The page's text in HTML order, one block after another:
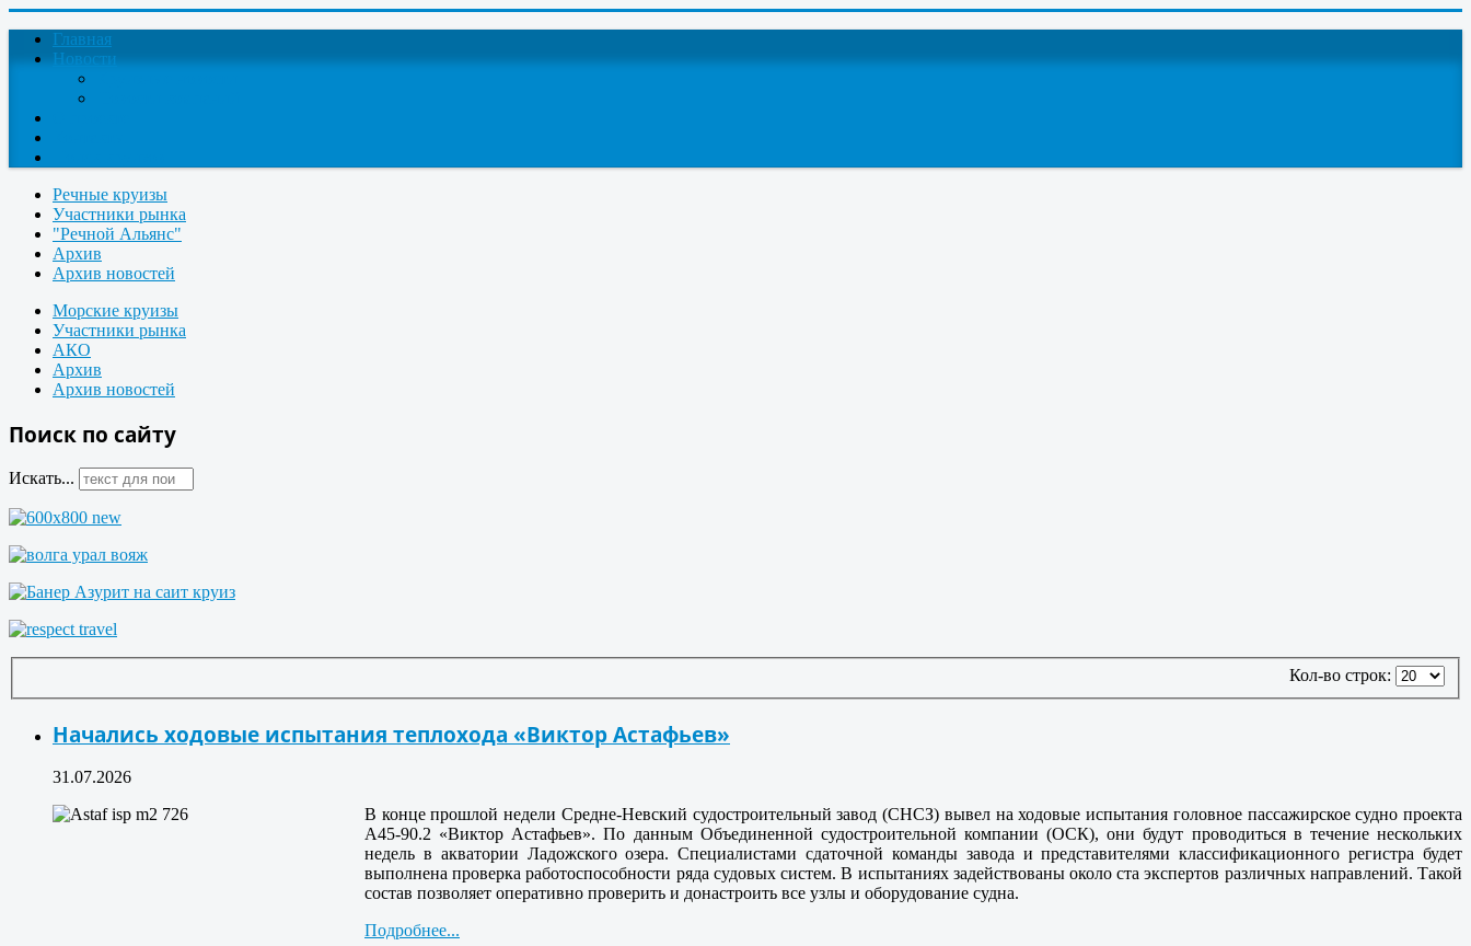
Главная
Новости
Речные круизы
Участники рынка
"Речной Альянс"
Архив
Архив новостей
Морские круизы
Участники рынка
АКО
Архив
Архив новостей
Поиск по сайту
Искать...
Кол-во строк:
Начались ходовые испытания теплохода «Виктор Астафьев»
31.07.2026
В конце прошлой недели Средне-Невский судостроительный завод (СНСЗ) вывел на ходовые испытания головное пассажирское судно проекта
А45-90.2 «Виктор Астафьев». По данным Объединенной судостроительной компании (ОСК), они будут проводиться в течение нескольких
недель в акватории Ладожского озера. Специалистами сдаточной команды завода и представителями классификационного регистра будет
выполнена проверка работоспособности ряда судовых систем. В испытаниях задействованы около ста экспертов различных направлений. Такой
состав позволяет оперативно проверить и донастроить все узлы и оборудование судна.
Подробнее...